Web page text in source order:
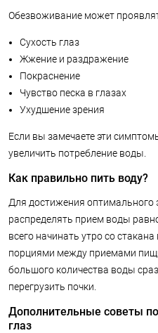
Обезвоживание может
Сухость глаз
Жжение и раздражение
Покраснение
Чувство песка в глазах
Ухудшение зрения
Если вы замечаете эти
увеличить потребление воды.
Как правильно пить воду?
Для достижения оптимального
распределять прием воды
всего начинать утро со
порциями между приемами
большого количества воды
перегрузить почки.
Дополнительные советы
глаз